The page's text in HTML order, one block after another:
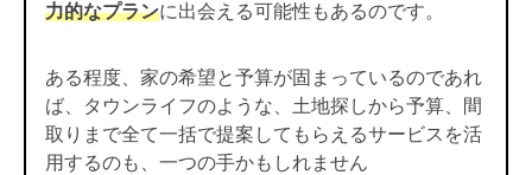
力的なプランに出会える可能性もあるのです。
ある程度、家の希望と予算が固まっているのであれ
ば、タウンライフのような、土地探しから予算、間
取りまで全て一括で提案してもらえるサービスを活
用するのも、一つの手かもしれません